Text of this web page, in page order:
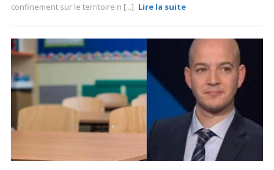
confinement sur le territoire n [...] Lire la suite